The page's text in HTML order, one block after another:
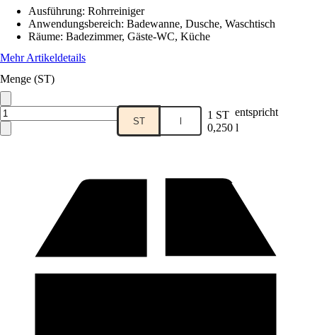
Ausführung: Rohrreiniger
Anwendungsbereich: Badewanne, Dusche, Waschtisch
Räume: Badezimmer, Gäste-WC, Küche
Mehr Artikeldetails
Menge (ST)
ST l 1 ST entspricht
0,250 l